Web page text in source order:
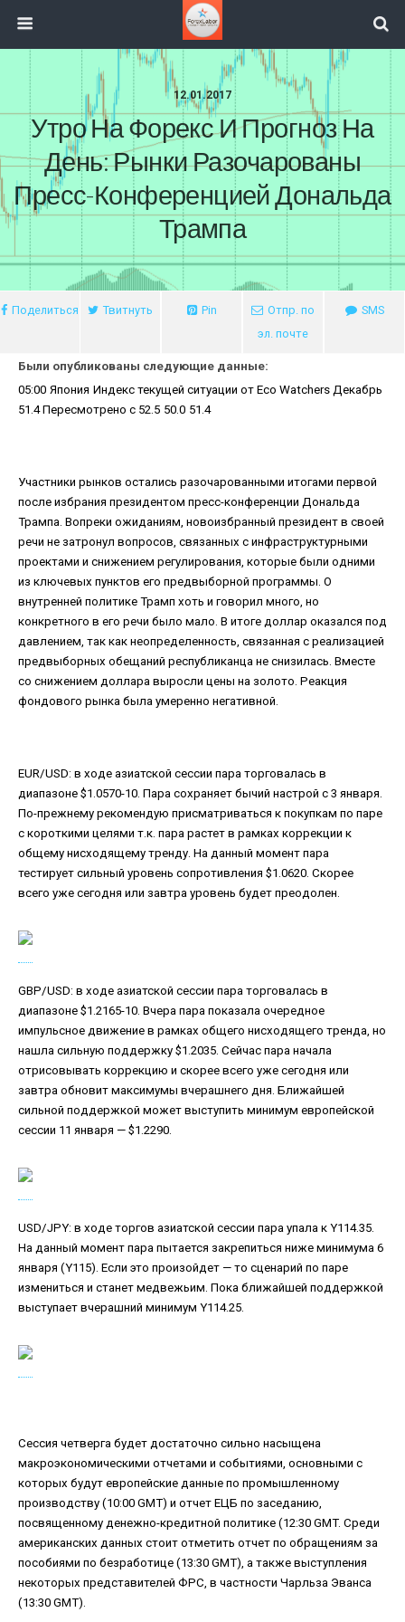
12.01.2017
Утро На Форекс И Прогноз На
День: Рынки Разочарованы
Пресс-Конференцией Дональда
Трампа
Поделиться Твитнуть Pin
Отпр. по
эл. почте
SMS
Были опубликованы следующие данные:
05:00 Япония Индекс текущей ситуации от Eco Watchers Декабрь
51.4 Пересмотрено с 52.5 50.0 51.4
Участники рынков остались разочарованными итогами первой
после избрания президентом пресс-конференции Дональда
Трампа. Вопреки ожиданиям, новоизбранный президент в своей
речи не затронул вопросов, связанных с инфраструктурными
проектами и снижением регулирования, которые были одними
из ключевых пунктов его предвыборной программы. О
внутренней политике Трамп хоть и говорил много, но
конкретного в его речи было мало. В итоге доллар оказался под
давлением, так как неопределенность, связанная с реализацией
предвыборных обещаний республиканца не снизилась. Вместе
со снижением доллара выросли цены на золото. Реакция
фондового рынка была умеренно негативной.
EUR/USD: в ходе азиатской сессии пара торговалась в
диапазоне $1.0570-10. Пара сохраняет бычий настрой с 3 января.
По-прежнему рекомендую присматриваться к покупкам по паре
с короткими целями т.к. пара растет в рамках коррекции к
общему нисходящему тренду. На данный момент пара
тестирует сильный уровень сопротивления $1.0620. Скорее
всего уже сегодня или завтра уровень будет преодолен.
GBP/USD: в ходе азиатской сессии пара торговалась в
диапазоне $1.2165-10. Вчера пара показала очередное
импульсное движение в рамках общего нисходящего тренда, но
нашла сильную поддержку $1.2035. Сейчас пара начала
отрисовывать коррекцию и скорее всего уже сегодня или
завтра обновит максимумы вчерашнего дня. Ближайшей
сильной поддержкой может выступить минимум европейской
сессии 11 января — $1.2290.
USD/JPY: в ходе торгов азиатской сессии пара упала к Y114.35.
На данный момент пара пытается закрепиться ниже минимума 6
января (Y115). Если это произойдет — то сценарий по паре
измениться и станет медвежьим. Пока ближайшей поддержкой
выступает вчерашний минимум Y114.25.
Сессия четверга будет достаточно сильно насыщена
макроэкономическими отчетами и событиями, основными с
которых будут европейские данные по промышленному
производству (10:00 GMT) и отчет ЕЦБ по заседанию,
посвященному денежно-кредитной политике (12:30 GMT. Среди
американских данных стоит отметить отчет по обращениям за
пособиями по безработице (13:30 GMT), а также выступления
некоторых представителей ФРС, в частности Чарльза Эванса
(13:30 GMT).